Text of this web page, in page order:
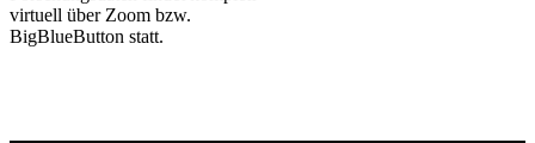
virtuell über Zoom bzw.
BigBlueButton statt.